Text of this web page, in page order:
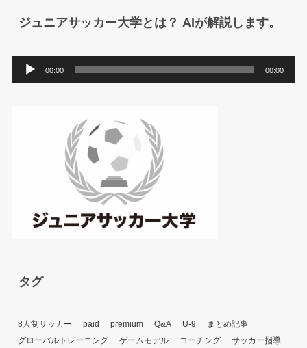
ジュニアサッカー大学とは？ AIが解説します。
声
00:00 00:00
タグ
8人制サッカー paid premium Q&A U-9
まとめ記事
グローバルトレーニング
ゲームモデル コーチング
サッカー指導